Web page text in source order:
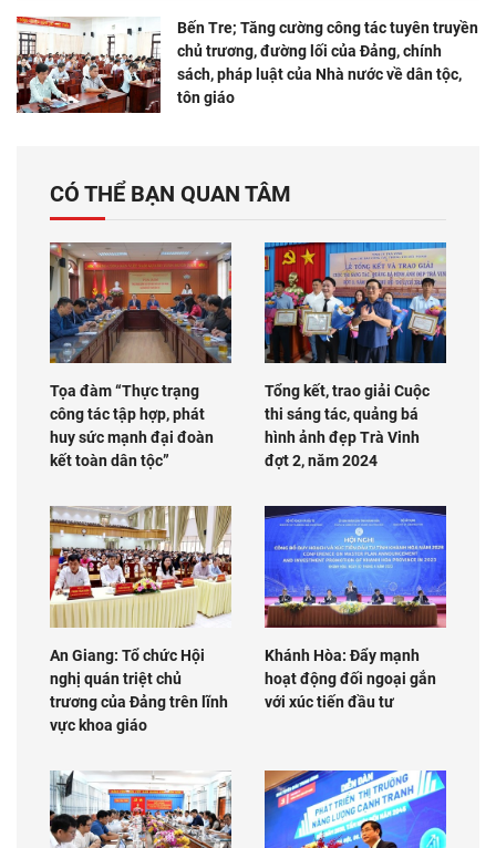
Bến Tre; Tăng cường công tác tuyên truyền
chủ trương, đường lối của Đảng, chính
sách, pháp luật của Nhà nước về dân tộc,
tôn giáo
CÓ THỂ BẠN QUAN TÂM
Tọa đàm “Thực trạng
công tác tập hợp, phát
huy sức mạnh đại đoàn
kết toàn dân tộc”
Tổng kết, trao giải Cuộc
thi sáng tác, quảng bá
hình ảnh đẹp Trà Vinh
đợt 2, năm 2024
An Giang: Tổ chức Hội
nghị quán triệt chủ
trương của Đảng trên lĩnh
vực khoa giáo
Khánh Hòa: Đẩy mạnh
hoạt động đối ngoại gắn
với xúc tiến đầu tư